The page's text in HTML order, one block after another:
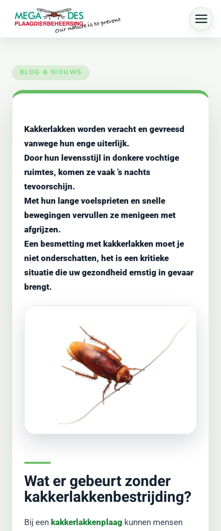
Skip to main content
Kakkerlakken worden veracht en gevreesd
vanwege hun enge uiterlijk.
Door hun levensstijl in donkere vochtige
ruimtes, komen ze vaak ’s nachts
tevoorschijn.
Met hun lange voelsprieten en snelle
bewegingen vervullen ze menigeen met
afgrijzen.
Een besmetting met kakkerlakken moet je
niet onderschatten, het is een kritieke
situatie die uw gezondheid ernstig in gevaar
brengt.
Wat er gebeurt zonder
kakkerlakkenbestrijding?
Bij een kakkerlakkenplaag kunnen mensen